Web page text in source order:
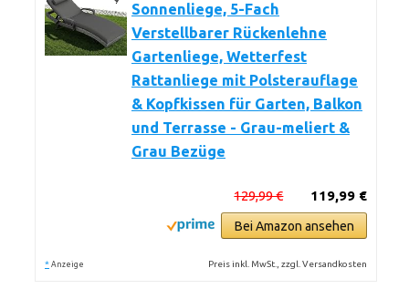
Sonnenliege, 5-Fach
Verstellbarer Rückenlehne
Gartenliege, Wetterfest
Rattanliege mit Polsterauflage
& Kopfkissen für Garten, Balkon
und Terrasse - Grau-meliert &
Grau Bezüge
119,99 €
129,99 €
Bei Amazon ansehen
* Anzeige Preis inkl. MwSt., zzgl. Versandkosten